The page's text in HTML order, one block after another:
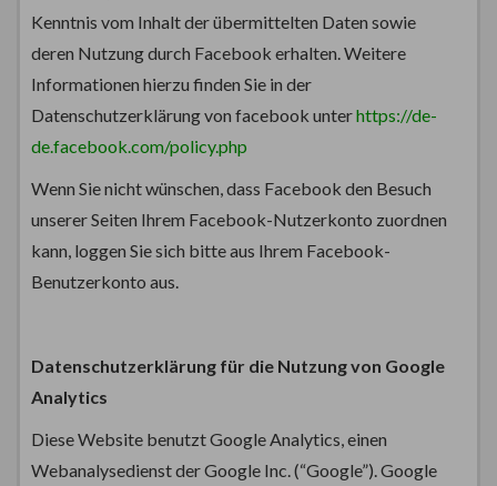
Kenntnis vom Inhalt der übermittelten Daten sowie
deren Nutzung durch Facebook erhalten. Weitere
Informationen hierzu finden Sie in der
Datenschutzerklärung von facebook unterhttps://de-
de.facebook.com/policy.php
Wenn Sie nicht wünschen, dass Facebook den Besuch
unserer Seiten Ihrem Facebook-Nutzerkonto zuordnen
kann, loggen Sie sich bitte aus Ihrem Facebook-
Benutzerkonto aus.
Datenschutzerklärung für die Nutzung von Google
Analytics
Diese Website benutzt Google Analytics, einen
Webanalysedienst der Google Inc. (“Google”). Google